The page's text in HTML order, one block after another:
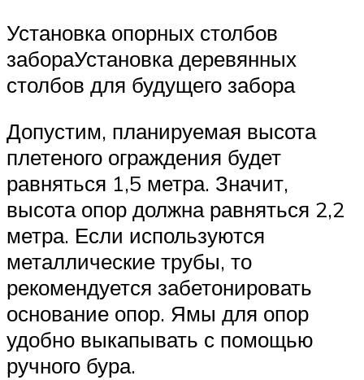
Установка опорных столбов
забораУстановка деревянных
столбов для будущего забора
Допустим, планируемая высота
плетеного ограждения будет
равняться 1,5 метра. Значит,
высота опор должна равняться 2,2
метра. Если используются
металлические трубы, то
рекомендуется забетонировать
основание опор. Ямы для опор
удобно выкапывать с помощью
ручного бура.